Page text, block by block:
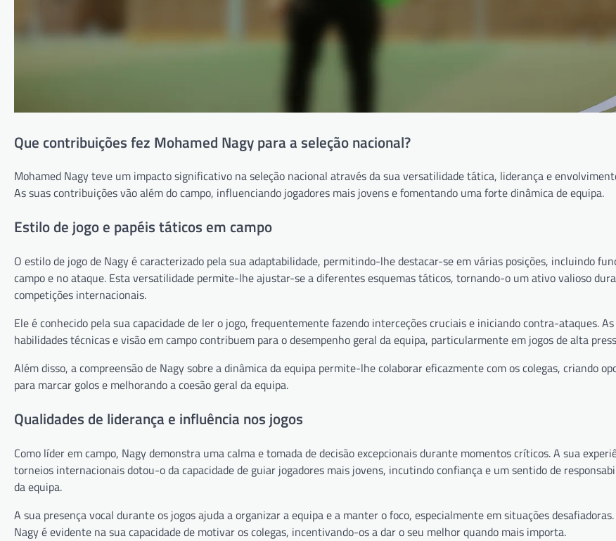
Que contribuições fez Mohamed Nagy para a seleção nacional?
Mohamed Nagy teve um impacto significativo na seleção nacional através da sua versatilidade tática, liderança e
As suas contribuições vão além do campo, influenciando jogadores mais jovens e fomentando uma forte dinâmica de equipa.
Estilo de jogo e papéis táticos em campo
O estilo de jogo de Nagy é caracterizado pela sua adaptabilidade, permitindo-lhe destacar-se em várias posições, incluindo
campo e no ataque. Esta versatilidade permite-lhe ajustar-se a diferentes esquemas táticos, tornando-o um ativo valioso
competições internacionais.
Ele é conhecido pela sua capacidade de ler o jogo, frequentemente fazendo interceções cruciais e iniciando contra-ataques.
habilidades técnicas e visão em campo contribuem para o desempenho geral da equipa, particularmente em jogos de alta
Além disso, a compreensão de Nagy sobre a dinâmica da equipa permite-lhe colaborar eficazmente com os colegas, criando
para marcar golos e melhorando a coesão geral da equipa.
Qualidades de liderança e influência nos jogos
Como líder em campo, Nagy demonstra uma calma e tomada de decisão excepcionais durante momentos críticos. A sua
torneios internacionais dotou-o da capacidade de guiar jogadores mais jovens, incutindo confiança e um sentido de
da equipa.
A sua presença vocal durante os jogos ajuda a organizar a equipa e a manter o foco, especialmente em situações
Nagy é evidente na sua capacidade de motivar os colegas, incentivando-os a dar o seu melhor quando mais importa.